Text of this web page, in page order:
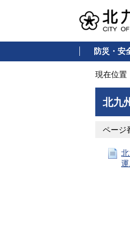
防災・安
現在位置
北九
ページ